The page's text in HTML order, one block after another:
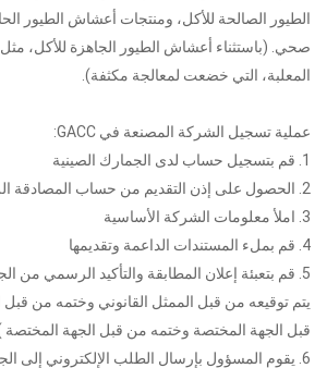
الطيور الصالحة للأكل، ومنتجات أعشاش الطيور
صحي. (باستثناء أعشاش الطيور الجاهزة للأكل،
المعلبة، التي خضعت لمعالجة مكثفة).
عملية تسجيل الشركة المصنعة في GACC:
1. قم بتسجيل حساب لدى الجمارك الصينية
2. الحصول على إذن التقديم من حساب المصادقة الرسمي للمشرف
3. املأ معلومات الشركة الأساسية
4. قم بملء المستندات الداعمة وتقديمها
5. قم بتعبئة إعلان المطابقة والتأكيد الرسمي
يتم توقيعه من قبل الممثل القانوني وختمه من
قبل الجهة المختصة وختمه من قبل الجهة المختصة
6. يقوم المسؤول بإرسال الطلب الإلكتروني إلى الجمارك الصينية